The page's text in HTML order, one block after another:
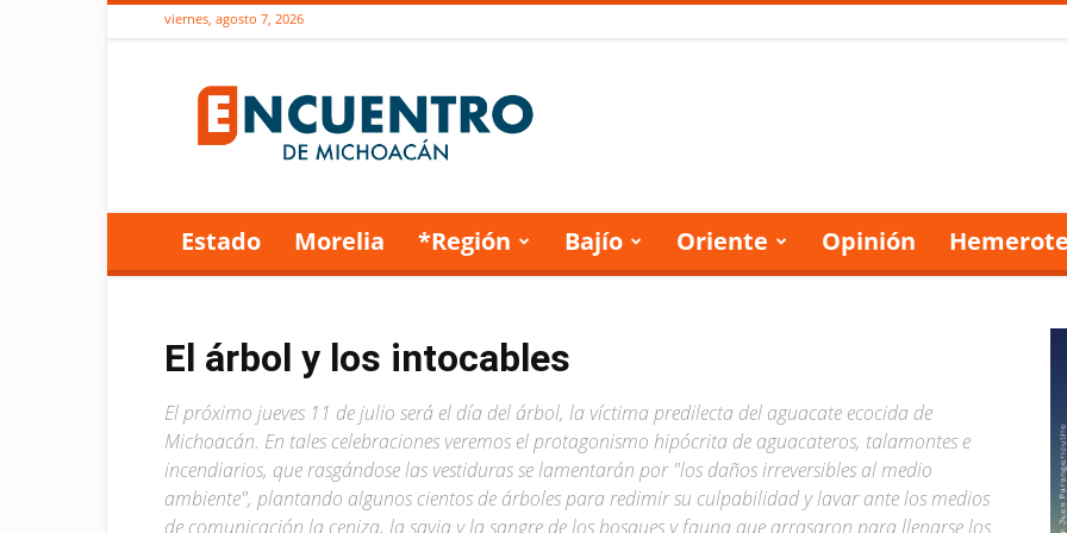
viernes, agosto 7, 2026
de
Michoacán
Estado Morelia *Región Bajío Oriente Opinión
El árbol y los intocables
El próximo jueves 11 de julio será el día del árbol, la víctima predilecta del aguacate ecocida de
Michoacán. En tales celebraciones veremos el protagonismo hipócrita de aguacateros, talamontes e
incendiarios, que rasgándose las vestiduras se lamentarán por "los daños irreversibles al medio
ambiente", plantando algunos cientos de árboles para redimir su culpabilidad y lavar ante los medios
de comunicación la ceniza, la savia y la sangre de los bosques y fauna que arrasaron para llenarse los